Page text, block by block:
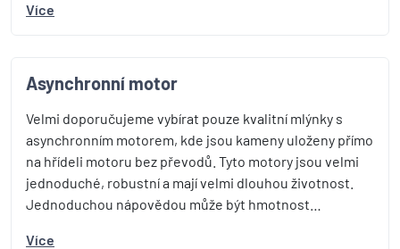
Více
Asynchronní motor
Velmi doporučujeme vybírat pouze kvalitní mlýnky s
asynchronním motorem, kde jsou kameny uloženy přímo
na hřídeli motoru bez převodů. Tyto motory jsou velmi
jednoduché, robustní a mají velmi dlouhou životnost.
Jednoduchou nápovědou může být hmotnost…
Více